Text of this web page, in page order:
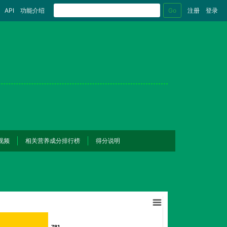
API 功能介绍 Go 注册 登录
频 相关营养成分排行榜 得分说明